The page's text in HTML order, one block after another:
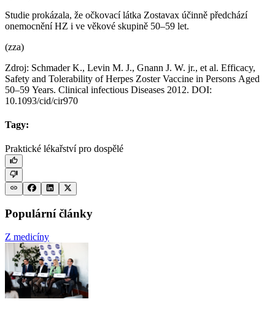
Studie prokázala, že očkovací látka Zostavax účinně předchází
onemocnění HZ i ve věkové skupině 50–59 let.
(zza)
Zdroj: Schmader K., Levin M. J., Gnann J. W. jr., et al. Efficacy,
Safety and Tolerability of Herpes Zoster Vaccine in Persons Aged
50–59 Years. Clinical infectious Diseases 2012. DOI:
10.1093/cid/cir970
Tagy:
Praktické lékařství pro dospělé
Populární články
Z medicíny